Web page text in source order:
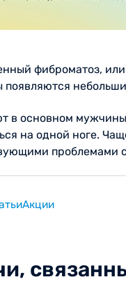
фиброматоз, или
в основном мужчины
на одной ноге.
проблемами
Акции